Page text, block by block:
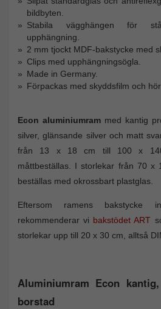
bildbyten.
Stabila vägghängen för
upphängning.
2 mm tjockt MDF-bakstycke med
Clips med upphängningsögla.
Made in Germany.
Förpackas med skyddsfilm och
Econ aluminiumrammed kantig
silver, glänsande silver och matt
från 13 x 18 cm till 100 x
måttbeställas. I storlekar från 70 x
beställas med okrossbart plastglas.
Eftersom ramens
rekommenderar vi bakstödet ART
storlekar upp till 20 x 30 cm, alltså
Aluminiumram Econ
borstad